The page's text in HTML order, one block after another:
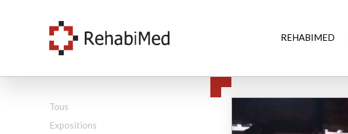
REHABIMED
Tous
Expositions